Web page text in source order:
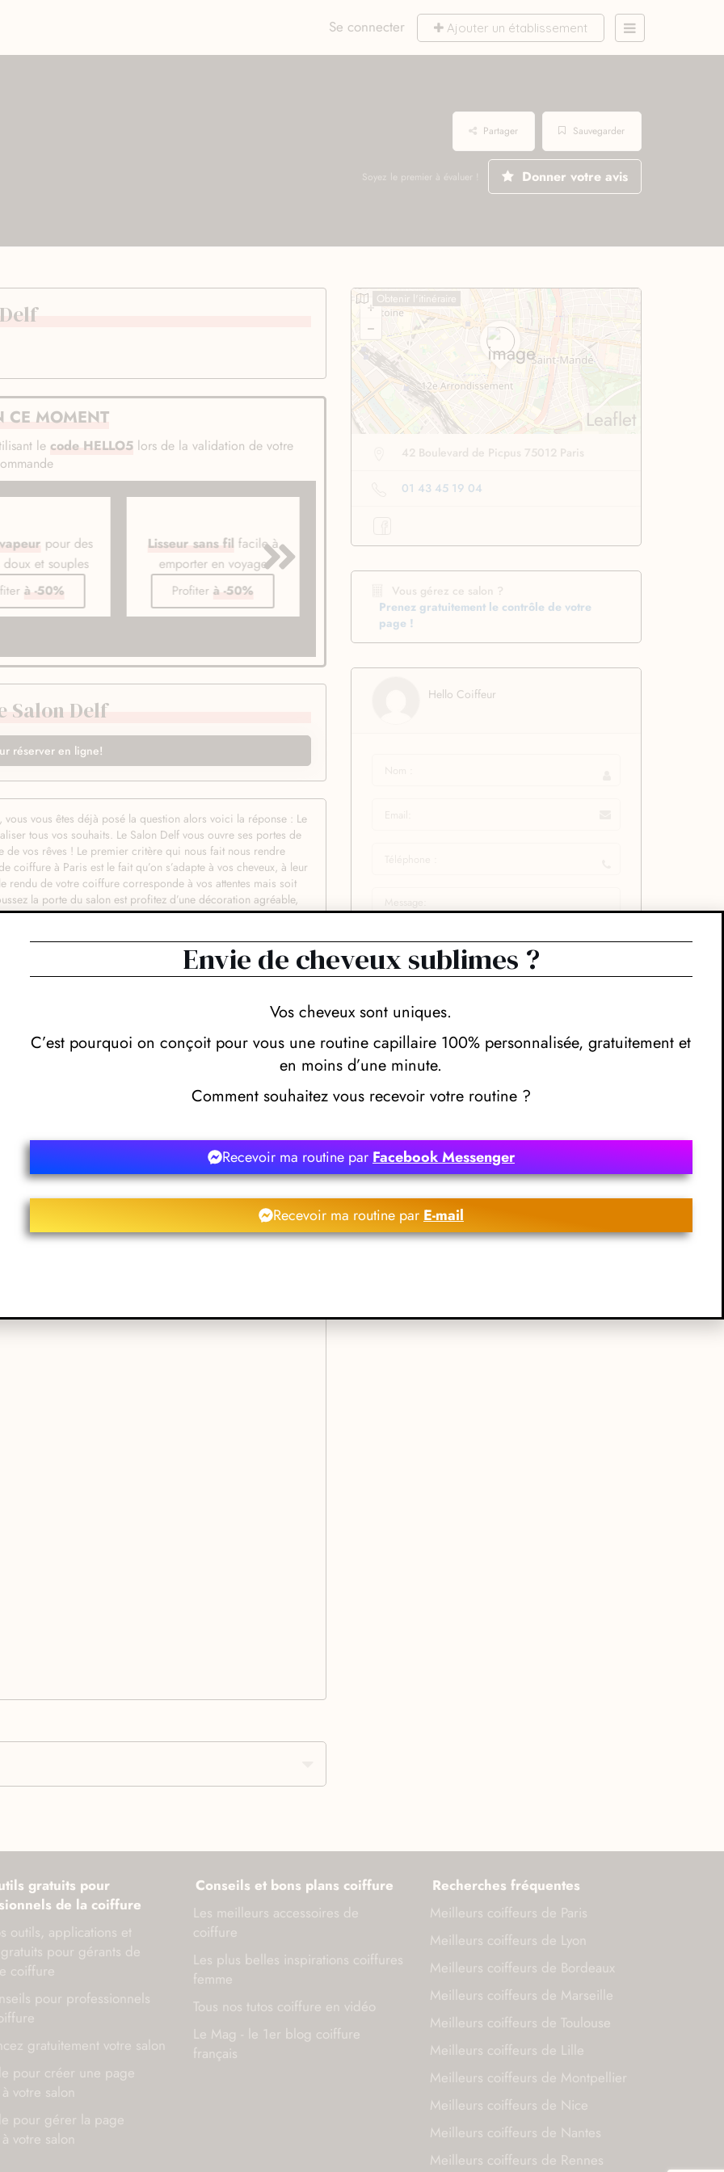
Se connecter Ajouter un établissement
Sauvegarder
Partager
Soyez le premier à évaluer ! Donner votre avis
CE MOMENT
le code HELLO5lors de la validation de votre
pour des
doux et souples
à -50%
Lisseur sans fil facile à
emporter en voyage
Profiterà -50%
Brosse lissantepour des
Profiterà -50%
Boucleur automatique
Salon Delf
réserver en ligne!
vous êtes déjà posé la question alors voici la réponse : Le
tous vos souhaits. Le Salon Delf vous ouvre ses portes de
vos rêves ! Le premier critère qui nous fait nous rendre
coiffure à Paris est le fait qu’on s’adapte à vos cheveux, à leur
rendu de votre coiffure corresponde à vos attentes mais soit
la porte du salon est profitez d’une décoration agréable,
à l’aise. Profitez du sourire et de la bonne
pour réaliser votre coupe de cheveux mais aussi pour
conséquent vous êtes assuré de de ressortir avec la coupe
utilisés par Le Salon Delf ne proviennent que de
l’un des critères auxquels on reconnait un simple
fait envie, Le Salon Delf saura la réaliser avec passion et
Delf
Leaflet
Obtenir l'itinéraire
42 Boulevard de Picpus 75012 Paris
01 43 45 19 04
Vous gérez ce salon ?
Prenez gratuitement le contrôle de votre
page !
Hello Coiffeur
gratuits pour
de la coiffure
outils, applications et
pour gérants de
coiffure
pour professionnels
gratuitement votre salon
pour créer une page
votre salon
pour gérer la page
votre salon
Conseils et bons plans coiffure
Les meilleurs accessoires de
coiffure
Les plus belles inspirations coiffures
femme
Tous nos tutos coiffure en vidéo
Le Mag - le 1er blog coiffure
français
Recherches fréquentes
Meilleurs coiffeurs de Paris
Meilleurs coiffeurs de Lyon
Meilleurs coiffeurs de Bordeaux
Meilleurs coiffeurs de Marseille
Meilleurs coiffeurs de Toulouse
Meilleurs coiffeurs de Lille
Meilleurs coiffeurs de Montpellier
Meilleurs coiffeurs de Nice
Meilleurs coiffeurs de Nantes
Meilleurs coiffeurs de Rennes
Envie de cheveux sublimes ?
Vos cheveux sont uniques.
C’est pourquoi on conçoit pour vous une routine capillaire 100% personnalisée, gratuitement et
en moins d’une minute.
Comment souhaitez vous recevoir votre routine ?
Recevoir ma routine parFacebook Messenger
Recevoir ma routine par E-mail